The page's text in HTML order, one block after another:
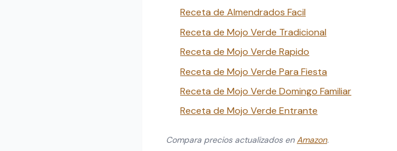
Receta de Almendrados Facil
Receta de Mojo Verde Tradicional
Receta de Mojo Verde Rapido
Receta de Mojo Verde Para Fiesta
Receta de Mojo Verde Domingo Familiar
Receta de Mojo Verde Entrante
Compara precios actualizados enAmazon.